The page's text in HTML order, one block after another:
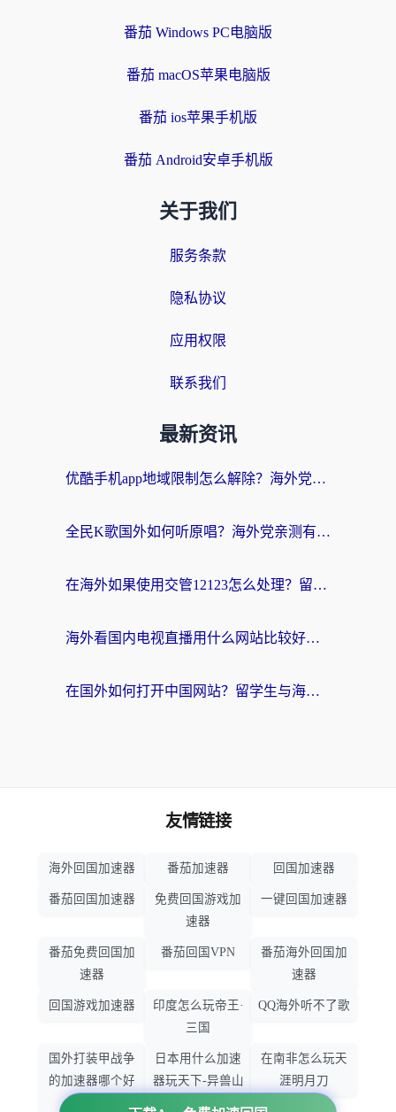
番茄 Windows PC电脑版
番茄 macOS苹果电脑版
番茄 ios苹果手机版
番茄 Android安卓手机版
关于我们
服务条款
隐私协议
应用权限
联系我们
最新资讯
优酷手机app地域限制怎么解除？海外党亲测有效的追剧方案
全民K歌国外如何听原唱？海外党亲测有效的回国加速器选择指南
在海外如果使用交管12123怎么处理？留学生亲测有效的回国加速方案
海外看国内电视直播用什么网站比较好？一篇解决你所有追剧难题的实用指南
在国外如何打开中国网站？留学生与海外华人的无缝访问指南
友情链接
海外回国加速器 番茄加速器 回国加速器
番茄回国加速器
免费回国游戏加
速器
一键回国加速器
番茄免费回国加
速器
番茄回国VPN
番茄海外回国加
速器
回国游戏加速器
印度怎么玩帝王·
三国
QQ海外听不了歌
国外打装甲战争
的加速器哪个好
日本用什么加速
器玩天下-异兽山
海
在南非怎么玩天
涯明月刀